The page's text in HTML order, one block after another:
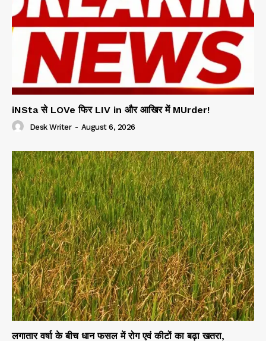
iNSta से LOVe फिर LIV in और आखिर में MUrder!
Desk Writer - August 6, 2026
लगातार वर्षा के बीच धान फसल में रोग एवं कीटों का बढ़ा खतरा,